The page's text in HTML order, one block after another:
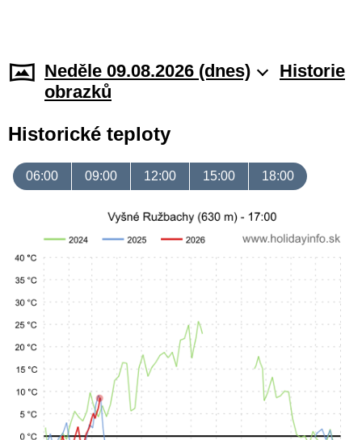
Neděle 09.08.2026 (dnes)
Historie
obrazků
Historické teploty
06:00 09:00 12:00 15:00 18:00